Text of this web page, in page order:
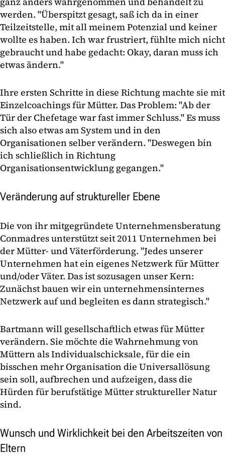
werden. "Überspitzt gesagt, saß ich da in einer
Teilzeitstelle, mit all meinem Potenzial und keiner
wollte es haben. Ich war frustriert, fühlte mich nicht
gebraucht und habe gedacht: Okay, daran muss ich
etwas ändern."
Ihre ersten Schritte in diese Richtung machte sie mit
Einzelcoachings für Mütter. Das Problem: "Ab der
Tür der Chefetage war fast immer Schluss." Es muss
sich also etwas am System und in den
Organisationen selber verändern. "Deswegen bin
ich schließlich in Richtung
Organisationsentwicklung gegangen."
Veränderung auf struktureller Ebene
Die von ihr mitgegründete Unternehmensberatung
Conmadres unterstützt seit 2011 Unternehmen bei
der Mütter- und Väterförderung. "Jedes unserer
Unternehmen hat ein eigenes Netzwerk für Mütter
und/oder Väter. Das ist sozusagen unser Kern:
Zunächst bauen wir ein unternehmensinternes
Netzwerk auf und begleiten es dann strategisch."
Bartmann will gesellschaftlich etwas für Mütter
verändern. Sie möchte die Wahrnehmung von
Müttern als Individualschicksale, für die ein
bisschen mehr Organisation die Universallösung
sein soll, aufbrechen und aufzeigen, dass die
Hürden für berufstätige Mütter struktureller Natur
sind.
Wunsch und Wirklichkeit bei den Arbeitszeiten von
Eltern